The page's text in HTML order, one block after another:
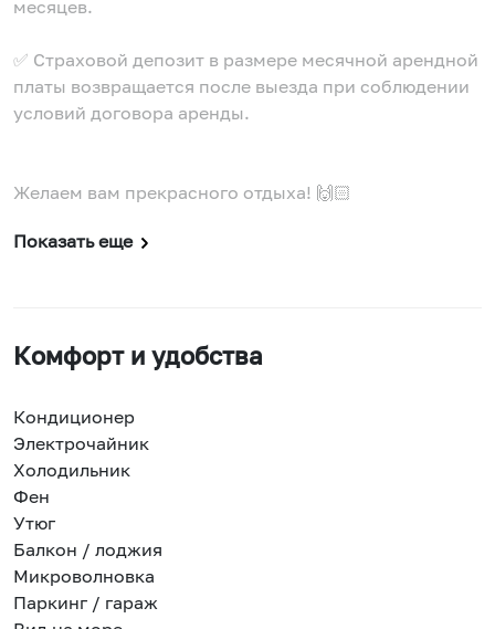
месяцев.
✅ Страховой депозит в размере месячной арендной
платы возвращается после выезда при соблюдении
условий договора аренды.
Желаем вам прекрасного отдыха! 🙌🏻
Показать еще
Комфорт и удобства
Кондиционер
Электрочайник
Холодильник
Фен
Утюг
Балкон / лоджия
Микроволновка
Паркинг / гараж